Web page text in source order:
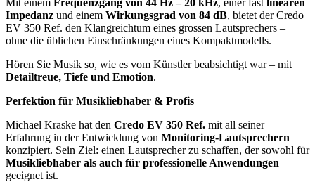
Impedanz und einem Wirkungsgrad von 84 dB, bietet der Credo
EV 350 Ref. den Klangreichtum eines grossen Lautsprechers –
ohne die üblichen Einschränkungen eines Kompaktmodells.
Hören Sie Musik so, wie es vom Künstler beabsichtigt war – mit
Detailtreue, Tiefe und Emotion.
Perfektion für Musikliebhaber & Profis
Michael Kraske hat den Credo EV 350 Ref. mit all seiner
Erfahrung in der Entwicklung von Monitoring-Lautsprechern
konzipiert. Sein Ziel: einen Lautsprecher zu schaffen, der sowohl für
Musikliebhaber als auch für professionelle Anwendungen
geeignet ist.